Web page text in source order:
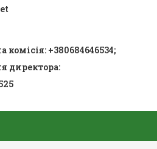
+380684646534;
директора: